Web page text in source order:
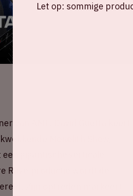
van AMF. David Guetta keert
Monolith Show,
gigantische verticale
Rave‑productie wordt de
Zijn optreden markeert
Let op: sommige